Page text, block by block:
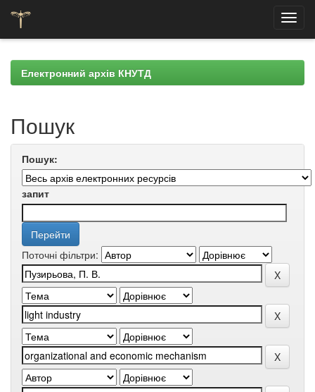
navigationЕлектронний архів КНУТД
Пошук
Пошук:
запит
Поточні фільтри: